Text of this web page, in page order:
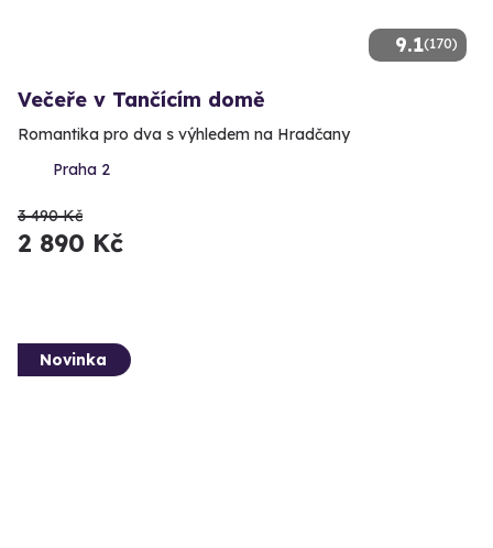
9.1(170)
Večeře v Tančícím domě
Romantika pro dva s výhledem na Hradčany
Praha 2
3 490 Kč
2 890 Kč
Novinka